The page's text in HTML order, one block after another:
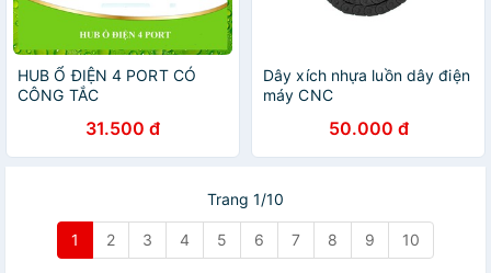
HUB Ổ ĐIỆN 4 PORT CÓ
CÔNG TẮC
31.500 đ
Dây xích nhựa luồn dây điện
máy CNC
50.000 đ
Trang 1/10
1 2 3 4 5 6 7 8 9 10